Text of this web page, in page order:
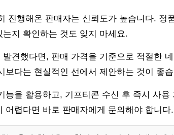
진행해온 판매자는 신뢰도가 높습니다. 정
지 확인하는 것도 잊지 마세요.
견했다면, 판매 가격을 기준으로 적절한
보다는 현실적인 선에서 제안하는 것이 좋
능을 활용하고, 기프티콘 수신 후 즉시 사용
어렵다면 바로 판매자에게 문의해야 합니다.